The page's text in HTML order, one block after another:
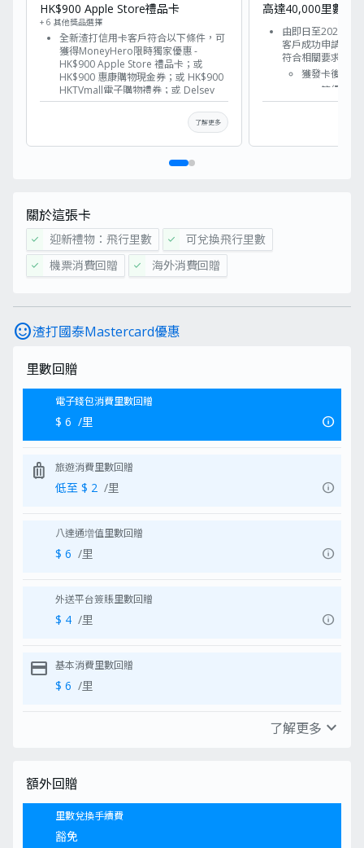
HK$900 Apple Store禮品卡
+ 6 其他獎品選擇
全新渣打信用卡客戶符合以下條件，可
獲得MoneyHero限時獨家優惠 -
HK$900 Apple Store 禮品卡；或
HK$900 惠康購物現金券；或 HK$900
HKTVmall電子購物禮券；或 Delsey
30" GRENELLE SE 前開蓋可擴展行李箱
(價值HK$4,980) ；或 HITACHI PV-
Marshall Major V 頭戴式藍牙耳機 (價
年8月31日下午6時
用卡客戶經MoneyHero成功申請
渣打國泰Mastercard
收到獎賞換領表格後7日內：填妥
及遞交較早前經電郵發出之「獎賞
HKxxxxxxxxxxxxxx)
2026年9月30日或之前：成功獲批
信用卡（批核以銀行系統紀錄為
供確認申請人獎賞資格
申請小貼士：
請於收到表格後7日內，填妥及遞
交早前經電郵發出之「獨家獎賞換
申請產品前請關掉AdBlocker及
「私人模式」：
取得MoneyHero獨家優惠
件，以加快批核程序。完成申請
時，記得抄低申請參考編號，以方
便隨時查詢申請進度及領取
MoneyHero限時獨家優惠由
MoneyHero提供，其換領、使用
換領流程由推廣期結束後起計需時
核、簽賬及其他實際情況變動
了解更多
高達40,000里數
由即日至2026年9
客戶成功申請渣
符合相關要求，
獲發卡後首2
等級1:
關於這張卡
check 迎新禮物：飛行里數 check 可兌換飛行里數
check 機票消費回贈 check 海外消費回贈
sentiment_satisfied渣打國泰Mastercard優惠
里數回贈
luggage 旅遊消費里數回贈
低至 $ 2 /里 info
電子錢包消費里數回贈
$ 6 /里 info
八達通増值里數回贈
$ 6 /里 info
外送平台簽賬里數回贈
$ 4 /里 info
credit_card 基本消費里數回贈
$ 6 /里
flight
$ 4 /里
了解更多 expand_more
額外回贈
里數兌換手續費
豁免